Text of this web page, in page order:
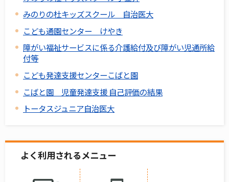
みのりの杜キッズスクール 自治医大
こども通園センター けやき
障がい福祉サービスに係る介護給付及び障がい児通所給
付等
こども発達支援センターこばと園
こばと園 児童発達支援 自己評価の結果
トータスジュニア自治医大
よく利用されるメニュー